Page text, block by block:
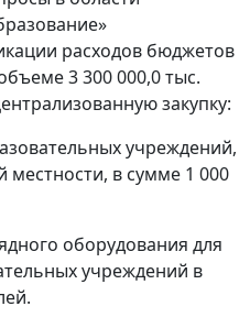
расходов бюджетов
3 300 000,0 тыс.
закупку:
учреждений,
местности, в сумме 1 000
оборудования для
учреждений в